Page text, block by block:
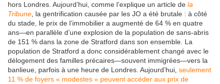
hors Londres. Aujourd’hui, comme l’explique un article de la
Tribune , la gentrification causée par les JO a été brutale : à côté
du stade, le prix de l’immobilier a augmenté de 64 % en quatre
ans—en parallèle d’une explosion de la population de sans-abris
de 151 % dans la zone de Stratford dans son ensemble. La
population de Stratford a donc considérablement changé avec le
délogement des familles précaires—souvent immigrées—vers la
banlieue, parfois à une heure de Londres. Aujourd’hui, seulement
11 % de foyers « modestes » peuvent accéder aux prix de